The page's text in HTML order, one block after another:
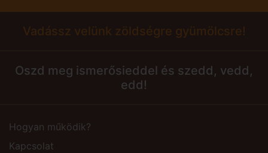
Vadássz velünk zöldségre gyümölcsre!
Oszd meg ismerősieddel és szedd, vedd,
edd!
Hogyan működik?
Kapcsolat